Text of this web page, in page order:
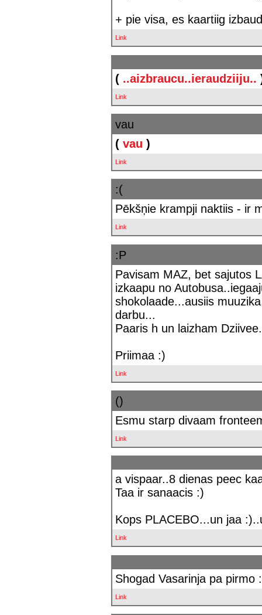
+ pie visa, es kaartiig
Link
( ..aizbraucu..ieraudziiju..
Link
vau
( vau )
Link
:(
Pēkšņie krampji naktiis - ir
Link
:P
Pavisam MAZ, bet sajutos
izkaapu no
shokolaade...ausiis
darbu...
Paaris h un laizham
Priimaa :)
Link
()
Esmu starp divaam
Link
a vispaar..8 dienas peec
Taa ir sanaacis :)
Kops PLACEBO...un jaa
Link
Shogad Vasarinja pa pirmo
Link